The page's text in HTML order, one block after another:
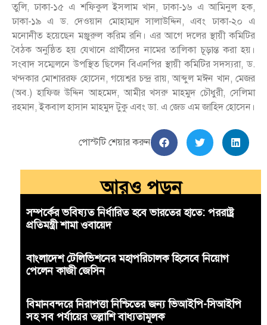
তুলি, ঢাকা-১৫ এ শফিকুল ইসলাম খান, ঢাকা-১৬ এ আমিনুল হক,
ঢাকা-১৯ এ ড. দেওয়ান মোহাম্মদ সালাউদ্দিন, এবং ঢাকা-২০ এ
মনোনীত হয়েছেন মঞ্জুরুল করিম রনি। এর আগে দলের স্থায়ী কমিটির
বৈঠক অনুষ্ঠিত হয় যেখানে প্রার্থীদের নামের তালিকা চূড়ান্ত করা হয়।
সংবাদ সম্মেলনে উপস্থিত ছিলেন বিএনপির স্থায়ী কমিটির সদস্যরা, ড.
খন্দকার মোশাররফ হোসেন, গয়েশ্বর চন্দ্র রায়, আব্দুল মঈন খান, মেজর
(অব.) হাফিজ উদ্দিন আহমেদ, আমীর খসরু মাহমুদ চৌধুরী, সেলিমা
রহমান, ইকবাল হাসান মাহমুদ টুকু এবং ডা. এ জেড এম জাহিদ হোসেন।
পোস্টটি শেয়ার করুন
আরও পড়ুন
সম্পর্কের ভবিষ্যত নির্ধারিত হবে ভারতের হাতে: পররাষ্ট্র
প্রতিমন্ত্রী শামা ওবায়েদ
বাংলাদেশ টেলিভিশনের মহাপরিচালক হিসেবে নিয়োগ
পেলেন কাজী জেসিন
বিমানবন্দরে নিরাপত্তা নিশ্চিতের জন্য ভিআইপি-সিআইপি
সহ সব পর্যায়ের তল্লাশি বাধ্যতামূলক